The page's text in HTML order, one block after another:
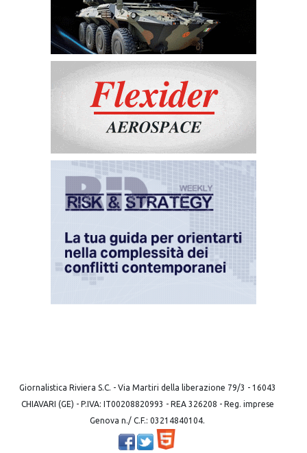
Giornalistica Riviera S.C. - Via Martiri della liberazione 79/3 - 16043
CHIAVARI (GE) - P.IVA: IT00208820993 - REA 326208 - Reg. imprese
Genova n./ C.F.: 03214840104.